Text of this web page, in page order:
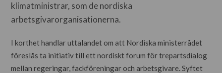
klimatministrar, som de nordiska
arbetsgivarorganisationerna.
I korthet handlar uttalandet om att Nordiska ministerrådet
föreslås ta initiativ till ett nordiskt forum för trepartsdialog
mellan regeringar, fackföreningar och arbetsgivare. Syftet